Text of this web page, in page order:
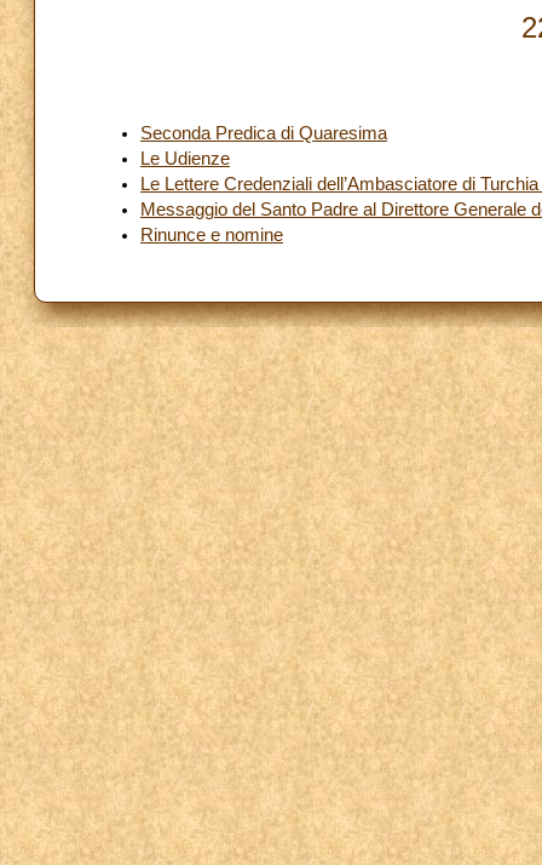
Seconda Predica di Quaresima
Le Udienze
Le Lettere Credenziali dell’Ambasciatore di
Messaggio del Santo Padre al Direttore Generale
Rinunce e nomine